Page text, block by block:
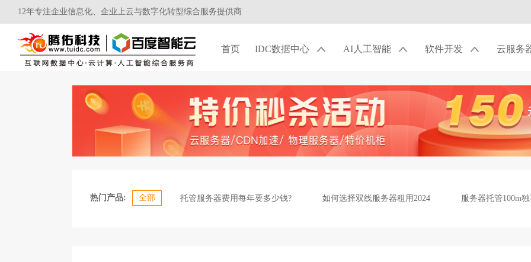
12年专注企业信息化、企业上云与数字化转型综合服务提供商
首页 IDC数据中心 AI人工智能 软件开发 云服务
热门产品: 全部 托管服务器费用每年要多少钱? 如何选择双线服务器租用2024 服务器托管100m